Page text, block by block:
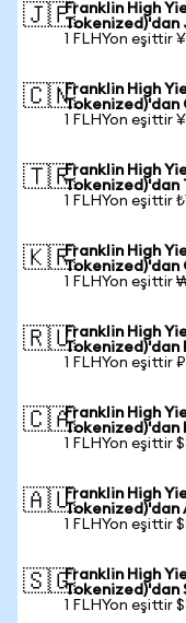
🇯🇵Franklin High
Tokenized)'dan
1 FLHYon eşittir
🇨🇳Franklin High
Tokenized)'dan
1 FLHYon eşittir
🇹🇷Franklin High
Tokenized)'dan
1 FLHYon eşittir
🇰🇷Franklin High
Tokenized)'dan
1 FLHYon eşittir
🇷🇺Franklin High
Tokenized)'dan
1 FLHYon eşittir
🇨🇦Franklin High
Tokenized)'dan
1 FLHYon eşittir
🇦🇺Franklin High
Tokenized)'dan
1 FLHYon eşittir
🇸🇬Franklin High
Tokenized)'dan
1 FLHYon eşittir